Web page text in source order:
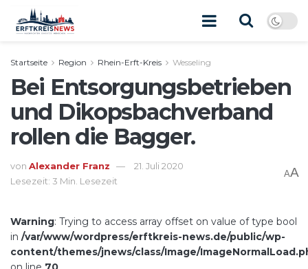
Startseite Region Rhein-Erft-Kreis Wesseling
Bei Entsorgungsbetrieben
und Dikopsbachverband
rollen die Bagger.
von Alexander Franz
21. Juli 2020
Lesezeit: 3 Min. Lesezeit
AA
Warning: Trying to access array offset on value of type bool
in /var/www/wordpress/erftkreis-news.de/public/wp-
content/themes/jnews/class/Image/